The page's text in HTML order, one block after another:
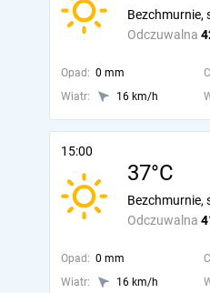
Odczuwalna
Bezchmurnie,
Opad: 0 mm
Wiatr:
16 km/h
15:00
37°C
Odczuwalna
Bezchmurnie,
Opad: 0 mm
Wiatr:
16 km/h